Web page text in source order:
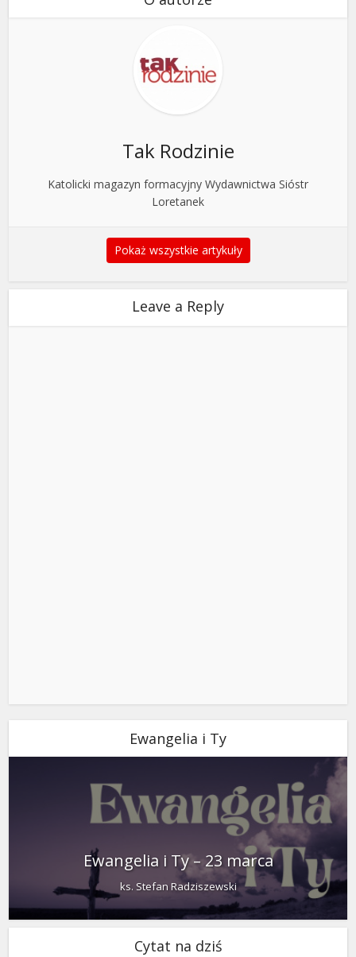
Tak Rodzinie
Katolicki magazyn formacyjny Wydawnictwa Sióstr
Loretanek
Pokaż wszystkie artykuły
Leave a Reply
Ewangelia i Ty
Ewangelia i Ty – 23 marca
ks. Stefan Radziszewski
Cytat na dziś